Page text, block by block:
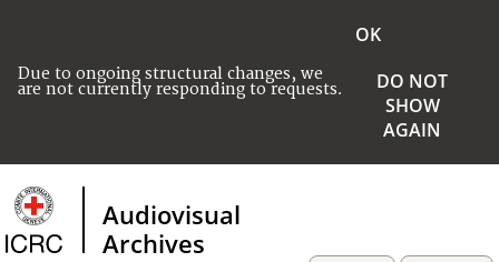
Due to ongoing structural changes, we
are not currently responding to requests.
OK
DO NOT
SHOW
AGAIN
Audiovisual
Archives